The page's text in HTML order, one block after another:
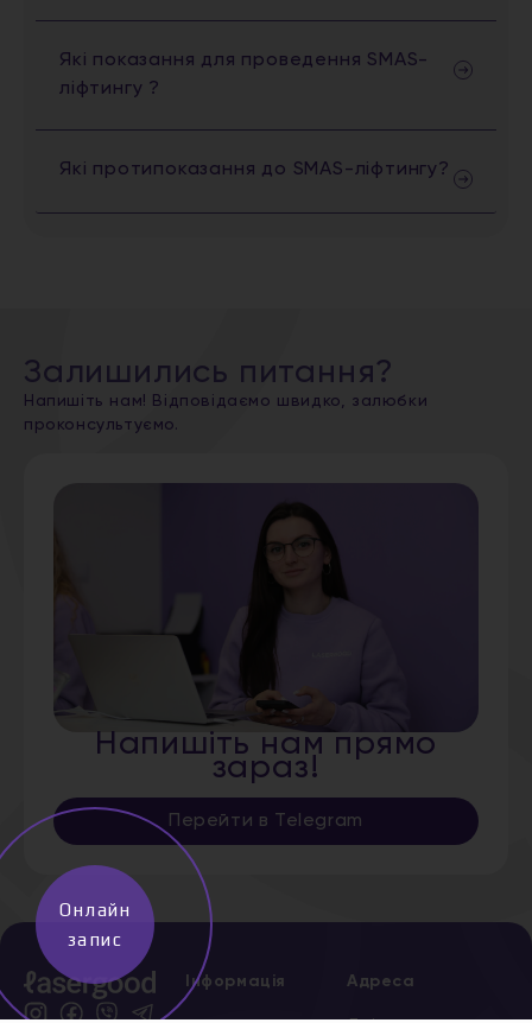
Які показання для проведення SMAS-
ліфтингу ?
Які протипоказання до SMAS-ліфтингу?
Залишились питання?
Напишіть нам! Відповідаємо швидко, залюбки
проконсультуємо.
Напишіть нам прямо
зараз!
Перейти в Telegram
Інформація Адреса
Онлайн
запис